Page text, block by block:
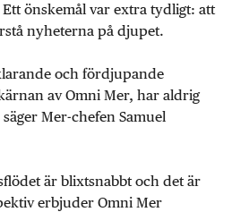
önskemål var extra tydligt: att
nyheterna på djupet.
och fördjupande
av Omni Mer, har aldrig
Mer-chefen Samuel
är blixtsnabbt och det är
erbjuder Omni Mer